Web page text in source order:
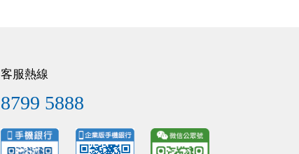
客服熱線
8799 5888